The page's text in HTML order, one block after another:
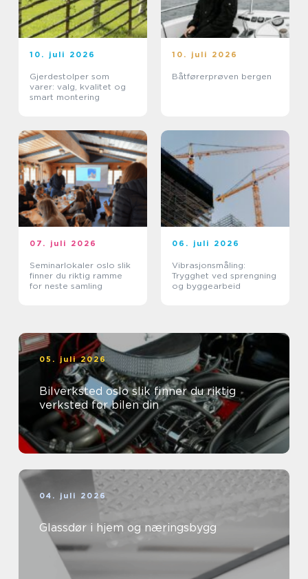
10. juli 2026
Gjerdestolper som
varer: valg, kvalitet og
smart montering
10. juli 2026
Båtførerprøven bergen
07. juli 2026
Seminarlokaler oslo slik
finner du riktig ramme
for neste samling
06. juli 2026
Vibrasjonsmåling:
Trygghet ved sprengning
og byggearbeid
05. juli 2026
Bilverksted oslo slik finner du riktig
verksted for bilen din
04. juli 2026
Glassdør i hjem og næringsbygg